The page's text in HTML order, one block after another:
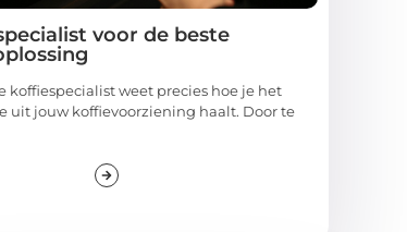
voor de beste
koffiespecialist weet precies hoe je het
uit jouw koffievoorziening haalt. Door te